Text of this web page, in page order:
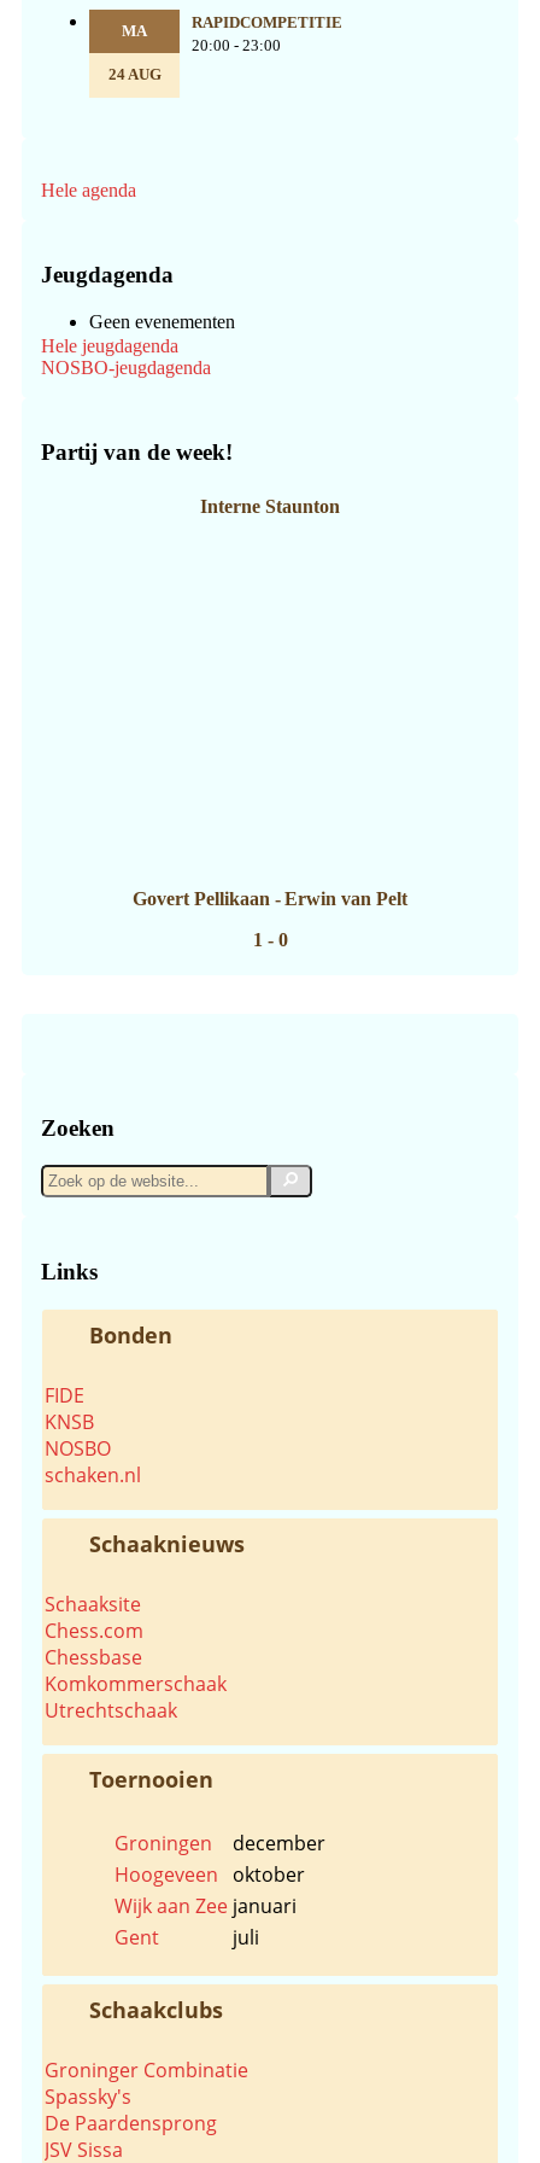
MA
24 AUG
RAPIDCOMPETITIE
20:00 - 23:00
Hele agenda
Jeugdagenda
Geen evenementen
Hele jeugdagenda
NOSBO-jeugdagenda
Partij van de week!
Interne Staunton
Govert Pellikaan - Erwin van Pelt
1 - 0
Zoeken
Zoek
op
Zoek
Links
Bonden
FIDE
KNSB
NOSBO
schaken.nl
Schaaknieuws
Schaaksite
Chess.com
Chessbase
Komkommerschaak
Utrechtschaak
Toernooien
Groningen
december
Hoogeveen
oktober
Wijk aan Zee januari
Gent
juli
Schaakclubs
Groninger Combinatie
Spassky's
De Paardensprong
JSV Sissa